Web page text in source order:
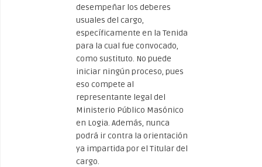
desempeñar los deberes
usuales del cargo,
específicamente en la Tenida
para la cual fue convocado,
como sustituto. No puede
iniciar ningún proceso, pues
eso compete al
representante legal del
Ministerio Público Masónico
en Logia. Además, nunca
podrá ir contra la orientación
ya impartida por el Titular del
cargo.